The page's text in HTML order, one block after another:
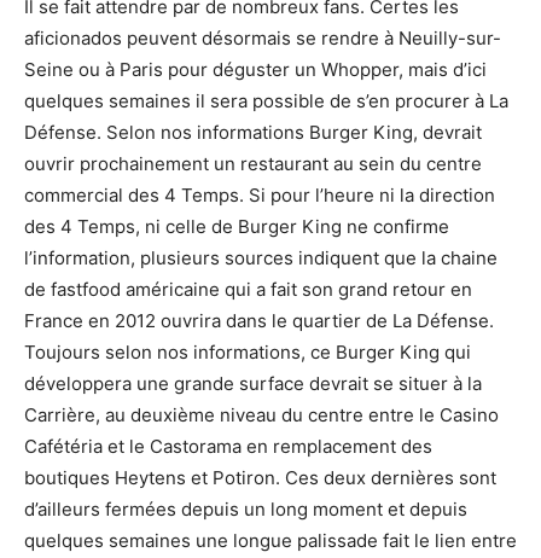
Il se fait attendre par de nombreux fans. Certes les
aficionados peuvent désormais se rendre à Neuilly-sur-
Seine ou à Paris pour déguster un Whopper, mais d’ici
quelques semaines il sera possible de s’en procurer à La
Défense. Selon nos informations Burger King, devrait
ouvrir prochainement un restaurant au sein du centre
commercial des 4 Temps. Si pour l’heure ni la direction
des 4 Temps, ni celle de Burger King ne confirme
l’information, plusieurs sources indiquent que la chaine
de fastfood américaine qui a fait son grand retour en
France en 2012 ouvrira dans le quartier de La Défense.
Toujours selon nos informations, ce Burger King qui
développera une grande surface devrait se situer à la
Carrière, au deuxième niveau du centre entre le Casino
Cafétéria et le Castorama en remplacement des
boutiques Heytens et Potiron. Ces deux dernières sont
d’ailleurs fermées depuis un long moment et depuis
quelques semaines une longue palissade fait le lien entre